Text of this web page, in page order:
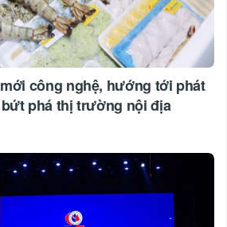
công nghệ, hướng tới phát
phá thị trường nội địa